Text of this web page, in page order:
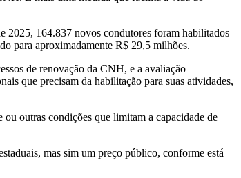
2025, 164.837 novos condutores foram habilitados
para aproximadamente R$ 29,5 milhões.
de renovação da CNH, e a avaliação
que precisam da habilitação para suas atividades,
outras condições que limitam a capacidade de
mas sim um preço público, conforme está